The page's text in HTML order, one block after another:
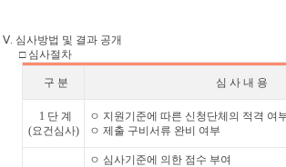
Ⅴ. 심사방법 및 결과 공개
□ 심사절차
구 분 심 사 내 용
1 단 계
(요건심사)
ㅇ 지원기준에 따른 신청단체의 적격 여
ㅇ 제출 구비서류 완비 여부
ㅇ 심사기준에 의한 점수 부여